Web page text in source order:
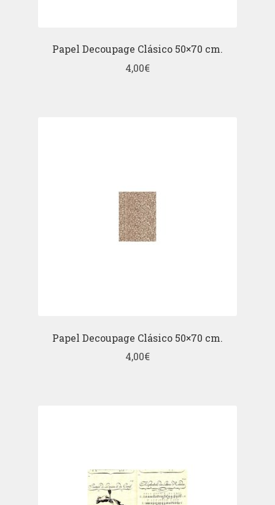
Papel Decoupage Clásico 50×70 cm.
4,00€
Papel Decoupage Clásico 50×70 cm.
4,00€